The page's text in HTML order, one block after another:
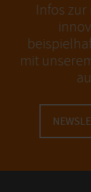
Infos
mit